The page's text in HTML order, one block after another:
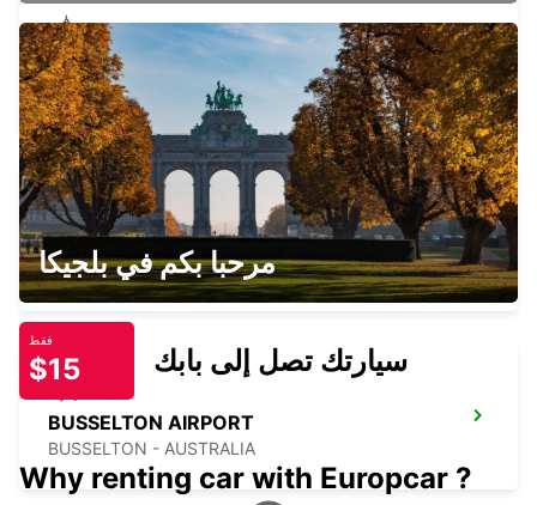
BUNBURY
BUNBURY - AUSTRALIA
BUSSELTON CITY
BUSSELTON - AUSTRALIA
BUSSELTON AIRPORT
BUSSELTON - AUSTRALIA
مرحبا بكم في بلجيكا
فقط
$15 سيارتك تصل إلى بابك
Why renting car with Europcar ?